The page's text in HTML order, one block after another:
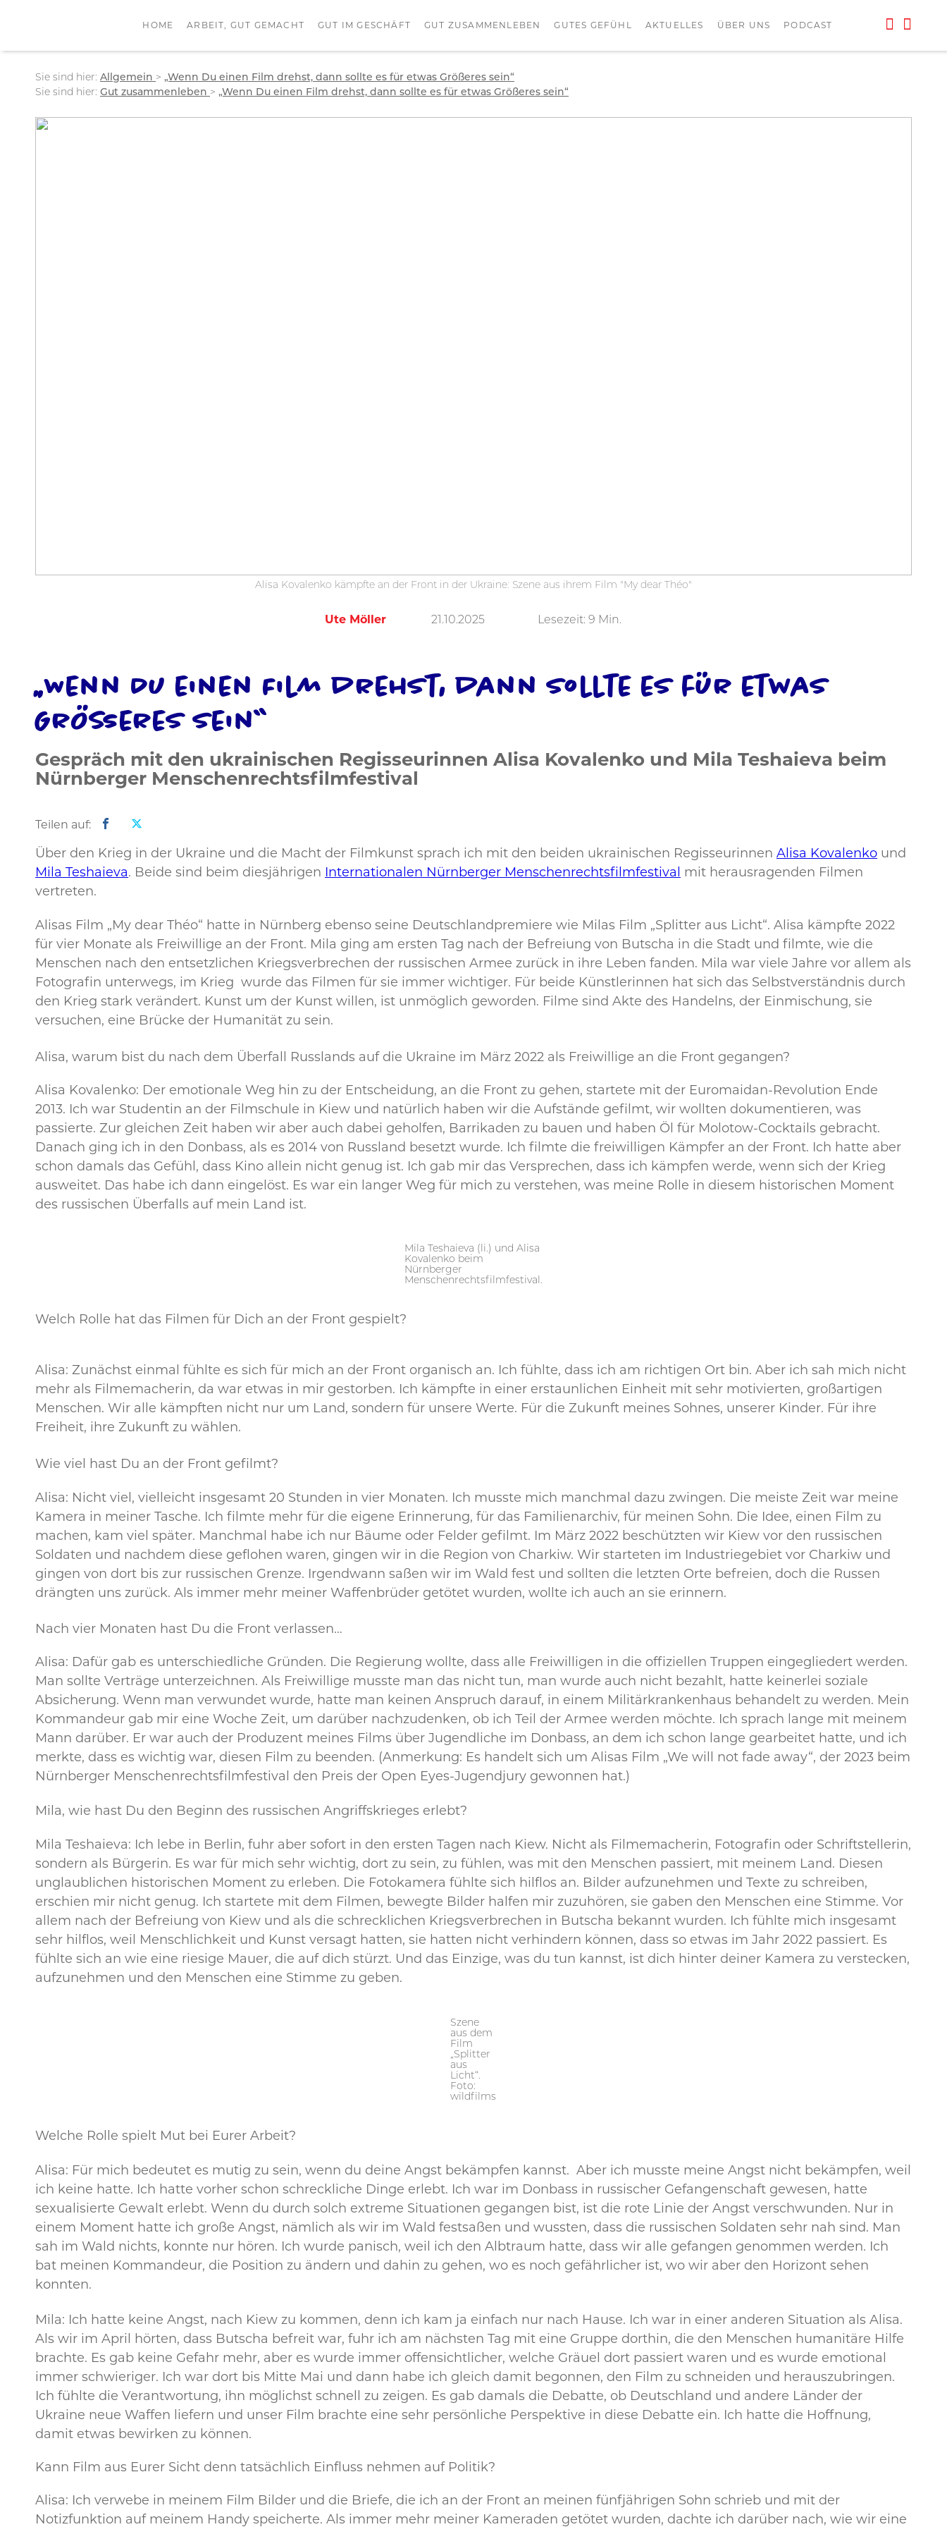
HOME ARBEIT, GUT GEMACHT GUT IM GESCHÄFT GUT ZUSAMMENLEBEN GUTES GEFÜHL AKTUELLES ÜBER UNS PODCAST
Sie sind hier: Allgemein > „Wenn Du einen Film drehst, dann sollte es für etwas Größeres sein“
Sie sind hier: Gut zusammenleben > „Wenn Du einen Film drehst, dann sollte es für etwas Größeres sein“
Alisa Kovalenko kämpfte an der Front in der Ukraine: Szene aus ihrem Film "My dear Théo"
Ute Möller 21.10.2025 Lesezeit:9 Min.
„Wenn Du einen Film drehst, dann sollte es für etwas
Größeres sein“
Gespräch mit den ukrainischen Regisseurinnen Alisa Kovalenko und Mila Teshaieva beim
Nürnberger Menschenrechtsfilmfestival
Teilen auf:
Über den Krieg in der Ukraine und die Macht der Filmkunst sprach ich mit den beiden ukrainischen Regisseurinnen Alisa Kovalenko und
Mila Teshaieva. Beide sind beim diesjährigen Internationalen Nürnberger Menschenrechtsfilmfestival mit herausragenden Filmen
vertreten.
Alisas Film „My dear Théo“ hatte in Nürnberg ebenso seine Deutschlandpremiere wie Milas Film „Splitter aus Licht“. Alisa kämpfte 2022
für vier Monate als Freiwillige an der Front. Mila ging am ersten Tag nach der Befreiung von Butscha in die Stadt und filmte, wie die
Menschen nach den entsetzlichen Kriegsverbrechen der russischen Armee zurück in ihre Leben fanden. Mila war viele Jahre vor allem als
Fotografin unterwegs, im Krieg wurde das Filmen für sie immer wichtiger. Für beide Künstlerinnen hat sich das Selbstverständnis durch
den Krieg stark verändert. Kunst um der Kunst willen, ist unmöglich geworden. Filme sind Akte des Handelns, der Einmischung, sie
versuchen, eine Brücke der Humanität zu sein.
Alisa, warum bist du nach dem Überfall Russlands auf die Ukraine im März 2022 als Freiwillige an die Front gegangen?
Alisa Kovalenko: Der emotionale Weg hin zu der Entscheidung, an die Front zu gehen, startete mit der Euromaidan-Revolution Ende
2013. Ich war Studentin an der Filmschule in Kiew und natürlich haben wir die Aufstände gefilmt, wir wollten dokumentieren, was
passierte. Zur gleichen Zeit haben wir aber auch dabei geholfen, Barrikaden zu bauen und haben Öl für Molotow-Cocktails gebracht.
Danach ging ich in den Donbass, als es 2014 von Russland besetzt wurde. Ich filmte die freiwilligen Kämpfer an der Front. Ich hatte aber
schon damals das Gefühl, dass Kino allein nicht genug ist. Ich gab mir das Versprechen, dass ich kämpfen werde, wenn sich der Krieg
ausweitet. Das habe ich dann eingelöst. Es war ein langer Weg für mich zu verstehen, was meine Rolle in diesem historischen Moment
des russischen Überfalls auf mein Land ist.
Mila Teshaieva (li.) und Alisa
Kovalenko beim
Nürnberger
Menschenrechtsfilmfestival.
Welch Rolle hat das Filmen für Dich an der Front gespielt?
Alisa: Zunächst einmal fühlte es sich für mich an der Front organisch an. Ich fühlte, dass ich am richtigen Ort bin. Aber ich sah mich nicht
mehr als Filmemacherin, da war etwas in mir gestorben. Ich kämpfte in einer erstaunlichen Einheit mit sehr motivierten, großartigen
Menschen. Wir alle kämpften nicht nur um Land, sondern für unsere Werte. Für die Zukunft meines Sohnes, unserer Kinder. Für ihre
Freiheit, ihre Zukunft zu wählen.
Wie viel hast Du an der Front gefilmt?
Alisa: Nicht viel, vielleicht insgesamt 20 Stunden in vier Monaten. Ich musste mich manchmal dazu zwingen. Die meiste Zeit war meine
Kamera in meiner Tasche. Ich filmte mehr für die eigene Erinnerung, für das Familienarchiv, für meinen Sohn. Die Idee, einen Film zu
machen, kam viel später. Manchmal habe ich nur Bäume oder Felder gefilmt. Im März 2022 beschützten wir Kiew vor den russischen
Soldaten und nachdem diese geflohen waren, gingen wir in die Region von Charkiw. Wir starteten im Industriegebiet vor Charkiw und
gingen von dort bis zur russischen Grenze. Irgendwann saßen wir im Wald fest und sollten die letzten Orte befreien, doch die Russen
drängten uns zurück. Als immer mehr meiner Waffenbrüder getötet wurden, wollte ich auch an sie erinnern.
Nach vier Monaten hast Du die Front verlassen…
Alisa: Dafür gab es unterschiedliche Gründen. Die Regierung wollte, dass alle Freiwilligen in die offiziellen Truppen eingegliedert werden.
Man sollte Verträge unterzeichnen. Als Freiwillige musste man das nicht tun, man wurde auch nicht bezahlt, hatte keinerlei soziale
Absicherung. Wenn man verwundet wurde, hatte man keinen Anspruch darauf, in einem Militärkrankenhaus behandelt zu werden. Mein
Kommandeur gab mir eine Woche Zeit, um darüber nachzudenken, ob ich Teil der Armee werden möchte. Ich sprach lange mit meinem
Mann darüber. Er war auch der Produzent meines Films über Jugendliche im Donbass, an dem ich schon lange gearbeitet hatte, und ich
merkte, dass es wichtig war, diesen Film zu beenden. (Anmerkung: Es handelt sich um Alisas Film „We will not fade away“, der 2023 beim
Nürnberger Menschenrechtsfilmfestival den Preis der Open Eyes-Jugendjury gewonnen hat.)
Mila, wie hast Du den Beginn des russischen Angriffskrieges erlebt?
Mila Teshaieva: Ich lebe in Berlin, fuhr aber sofort in den ersten Tagen nach Kiew. Nicht als Filmemacherin, Fotografin oder Schriftstellerin,
sondern als Bürgerin. Es war für mich sehr wichtig, dort zu sein, zu fühlen, was mit den Menschen passiert, mit meinem Land. Diesen
unglaublichen historischen Moment zu erleben. Die Fotokamera fühlte sich hilflos an. Bilder aufzunehmen und Texte zu schreiben,
erschien mir nicht genug. Ich startete mit dem Filmen, bewegte Bilder halfen mir zuzuhören, sie gaben den Menschen eine Stimme. Vor
allem nach der Befreiung von Kiew und als die schrecklichen Kriegsverbrechen in Butscha bekannt wurden. Ich fühlte mich insgesamt
sehr hilflos, weil Menschlichkeit und Kunst versagt hatten, sie hatten nicht verhindern können, dass so etwas im Jahr 2022 passiert. Es
fühlte sich an wie eine riesige Mauer, die auf dich stürzt. Und das Einzige, was du tun kannst, ist dich hinter deiner Kamera zu verstecken,
aufzunehmen und den Menschen eine Stimme zu geben.
Szene
aus dem
Film
„Splitter
aus
Licht“.
Foto:
wildfilms
Welche Rolle spielt Mut bei Eurer Arbeit?
Alisa: Für mich bedeutet es mutig zu sein, wenn du deine Angst bekämpfen kannst. Aber ich musste meine Angst nicht bekämpfen, weil
ich keine hatte. Ich hatte vorher schon schreckliche Dinge erlebt. Ich war im Donbass in russischer Gefangenschaft gewesen, hatte
sexualisierte Gewalt erlebt. Wenn du durch solch extreme Situationen gegangen bist, ist die rote Linie der Angst verschwunden. Nur in
einem Moment hatte ich große Angst, nämlich als wir im Wald festsaßen und wussten, dass die russischen Soldaten sehr nah sind. Man
sah im Wald nichts, konnte nur hören. Ich wurde panisch, weil ich den Albtraum hatte, dass wir alle gefangen genommen werden. Ich
bat meinen Kommandeur, die Position zu ändern und dahin zu gehen, wo es noch gefährlicher ist, wo wir aber den Horizont sehen
konnten.
Mila: Ich hatte keine Angst, nach Kiew zu kommen, denn ich kam ja einfach nur nach Hause. Ich war in einer anderen Situation als Alisa.
Als wir im April hörten, dass Butscha befreit war, fuhr ich am nächsten Tag mit eine Gruppe dorthin, die den Menschen humanitäre Hilfe
brachte. Es gab keine Gefahr mehr, aber es wurde immer offensichtlicher, welche Gräuel dort passiert waren und es wurde emotional
immer schwieriger. Ich war dort bis Mitte Mai und dann habe ich gleich damit begonnen, den Film zu schneiden und herauszubringen.
Ich fühlte die Verantwortung, ihn möglichst schnell zu zeigen. Es gab damals die Debatte, ob Deutschland und andere Länder der
Ukraine neue Waffen liefern und unser Film brachte eine sehr persönliche Perspektive in diese Debatte ein. Ich hatte die Hoffnung,
damit etwas bewirken zu können.
Kann Film aus Eurer Sicht denn tatsächlich Einfluss nehmen auf Politik?
Alisa: Ich verwebe in meinem Film Bilder und die Briefe, die ich an der Front an meinen fünfjährigen Sohn schrieb und mit der
Notizfunktion auf meinem Handy speicherte. Als immer mehr meiner Kameraden getötet wurden, dachte ich darüber nach, wie wir eine